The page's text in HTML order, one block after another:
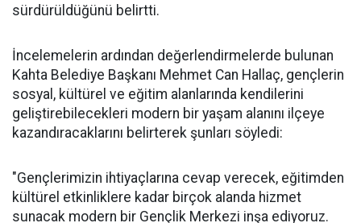
sürdürüldüğünü belirtti.
İncelemelerin ardından değerlendirmelerde bulunan
Kahta Belediye Başkanı Mehmet Can Hallaç, gençlerin
sosyal, kültürel ve eğitim alanlarında kendilerini
geliştirebilecekleri modern bir yaşam alanını ilçeye
kazandıracaklarını belirterek şunları söyledi:
"Gençlerimizin ihtiyaçlarına cevap verecek, eğitimden
kültürel etkinliklere kadar birçok alanda hizmet
sunacak modern bir Gençlik Merkezi inşa ediyoruz.